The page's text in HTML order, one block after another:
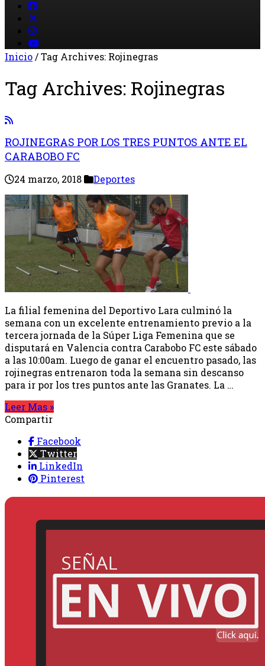
Inicio/Tag Archives: Rojinegras
Tag Archives: Rojinegras
ROJINEGRAS POR LOS TRES PUNTOS ANTE EL
CARABOBO FC
24 marzo, 2018 Deportes
La filial femenina del Deportivo Lara culminó la
semana con un excelente entrenamiento previo a la
tercera jornada de la Súper Liga Femenina que se
disputará en Valencia contra Carabobo FC este sábado
a las 10:00am. Luego de ganar el encuentro pasado, las
rojinegras entrenaron toda la semana sin descanso
para ir por los tres puntos ante las Granates. La …
Leer Mas »
Compartir
Facebook
Twitter
LinkedIn
Pinterest